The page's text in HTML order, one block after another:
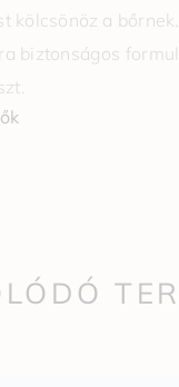
kölcsönöz a bőrnek.
biztonságos